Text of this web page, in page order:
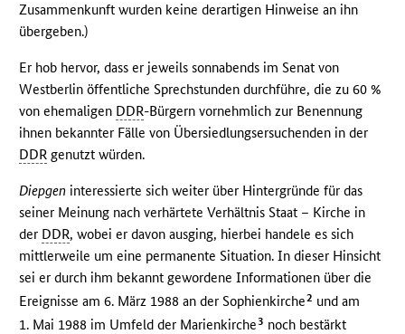
Zusammenkunft wurden keine derartigen Hinweise an ihn
übergeben.)
Er hob hervor, dass er jeweils sonnabends im Senat von
Westberlin öffentliche Sprechstunden durchführe, die zu 60 %
von ehemaligen DDR-Bürgern vornehmlich zur Benennung
ihnen bekannter Fälle von Übersiedlungsersuchenden in der
DDR genutzt würden.
Diepgen interessierte sich weiter über Hintergründe für das
seiner Meinung nach verhärtete Verhältnis Staat – Kirche in
der DDR, wobei er davon ausging, hierbei handele es sich
mittlerweile um eine permanente Situation. In dieser Hinsicht
sei er durch ihm bekannt gewordene Informationen über die
Ereignisse am 6. März 1988 an der Sophienkirche2 und am
1. Mai 1988 im Umfeld der Marienkirche3 noch bestärkt